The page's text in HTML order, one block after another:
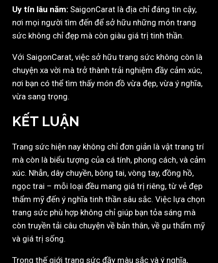
Uy tín lâu năm: SaigonCarat là địa chỉ đáng tin cậy,
nơi mọi người tìm đến để sở hữu những món trang
sức không chỉ đẹp mà còn giàu giá trị tinh thần.
Với SaigonCarat, việc sở hữu trang sức không còn là
chuyện xa vời mà trở thành trải nghiệm đầy cảm xúc,
nơi bạn có thể tìm thấy món đồ vừa đẹp, vừa ý nghĩa,
vừa sang trọng.
KẾT LUẬN
Trang sức hiện nay không chỉ đơn giản là vật trang trí
mà còn là biểu tượng của cá tính, phong cách, và cảm
xúc. Nhẫn, dây chuyền, bông tai, vòng tay, đồng hồ,
ngọc trai – mỗi loại đều mang giá trị riêng, từ vẻ đẹp
thẩm mỹ đến ý nghĩa tinh thần sâu sắc. Việc lựa chọn
trang sức phù hợp không chỉ giúp bạn tỏa sáng mà
còn truyền tải câu chuyện về bản thân, về gu thẩm mỹ
và giá trị sống.
Trong thế giới trang sức đầy màu sắc và ý nghĩa,